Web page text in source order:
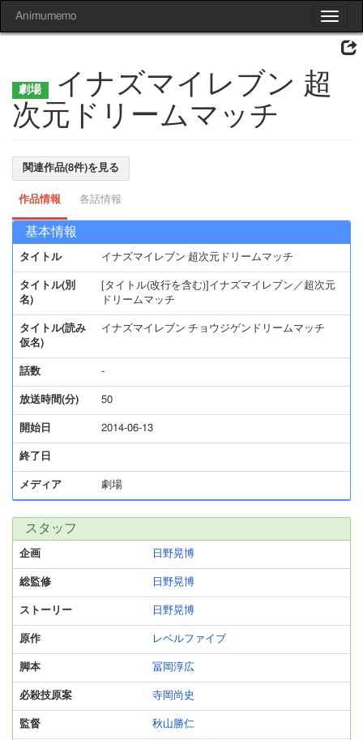
Toggle
Animumemo
イナズマイレブン 超
次元ドリームマッチ
関連作品(8件)を見る
作品情報 各話情報
基本情報
タイトル イナズマイレブン 超次元ドリームマッチ
タイトル(別
名)
[タイトル(改行を含む)]イナズマイレブン／超次元
ドリームマッチ
タイトル(読み
仮名)
イナズマイレブン チョウジゲンドリームマッチ
話数 -
放送時間(分) 50
開始日 2014-06-13
終了日
メディア 劇場
スタッフ
企画 日野晃博
総監修 日野晃博
ストーリー 日野晃博
原作 レベルファイブ
脚本 冨岡淳広
必殺技原案 寺岡尚史
監督 秋山勝仁